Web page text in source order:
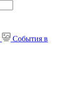
События в